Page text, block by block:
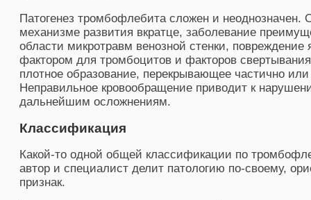
Патогенез тромбофлебита сложен и неоднозначен.
механизме развития вкратце, заболевание
области микротравм венозной стенки,
фактором для тромбоцитов и факторов
плотное образование, перекрывающее частично
Неправильное кровообращение приводит к
дальнейшим осложнениям.
Классификация
Какой-то одной общей классификации по
автор и специалист делит патологию по-своему,
признак.